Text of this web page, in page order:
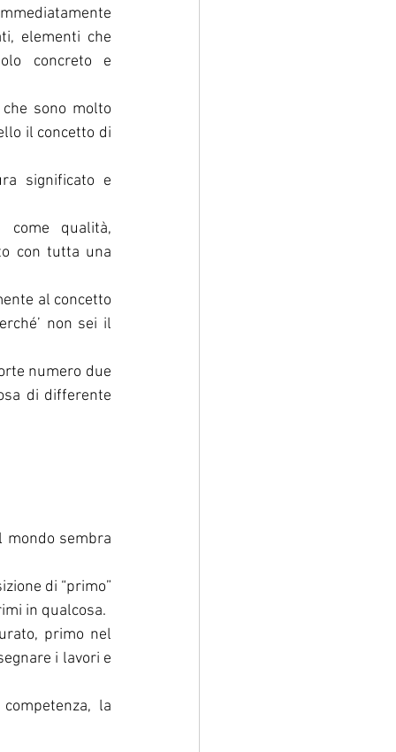
elementi che
concreto e
sono molto
il concetto di
significato e
qualità,
con tutta una
al concetto
non sei il
numero due
di differente
mondo sembra
di “primo”
in qualcosa.
primo nel
i lavori e
la